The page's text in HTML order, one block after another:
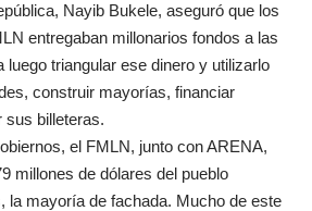
Nayib Bukele, aseguró que los
entregaban millonarios fondos a las
luego triangular ese dinero y utilizarlo
construir mayorías, financiar
sus billeteras.
el FMLN, junto con ARENA,
millones de dólares del pueblo
la mayoría de fachada. Mucho de este